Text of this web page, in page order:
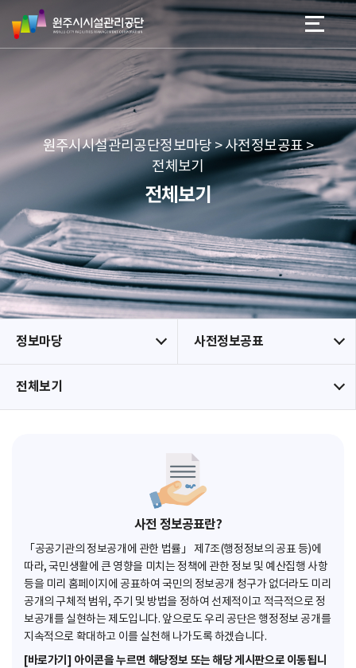
네
본문 바로가기
메뉴 바로가기
원
주
시
리
공
단
원주시시설관리공단정보마당 > 사전정보공표 >
전체보기
전체보기
정보마당 사전정보공표
전체보기
사전 정보공표란?
「공공기관의 정보공개에 관한 법률」 제7조(행정정보의 공표 등)에
따라, 국민생활에 큰 영향을 미치는 정책에 관한 정보 및 예산집행 사항
등을 미리 홈페이지에 공표하여 국민의 정보공개 청구가 없더라도 미리
공개의 구체적 범위, 주기 및 방법을 정하여 선제적이고 적극적으로 정
보공개를 실현하는 제도입니다. 앞으로도 우리 공단은 행정정보 공개를
지속적으로 확대하고 이를 실천해 나가도록 하겠습니다.
[바로가기] 아이콘을 누르면 해당정보 또는 해당 게시판으로 이동됩니